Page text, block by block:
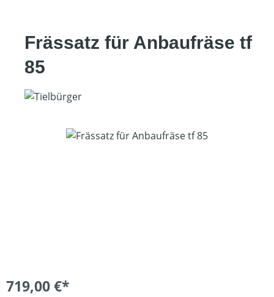
Frässatz für Anbaufräse tf
85
Bildergalerie überspringen
719,00 €*